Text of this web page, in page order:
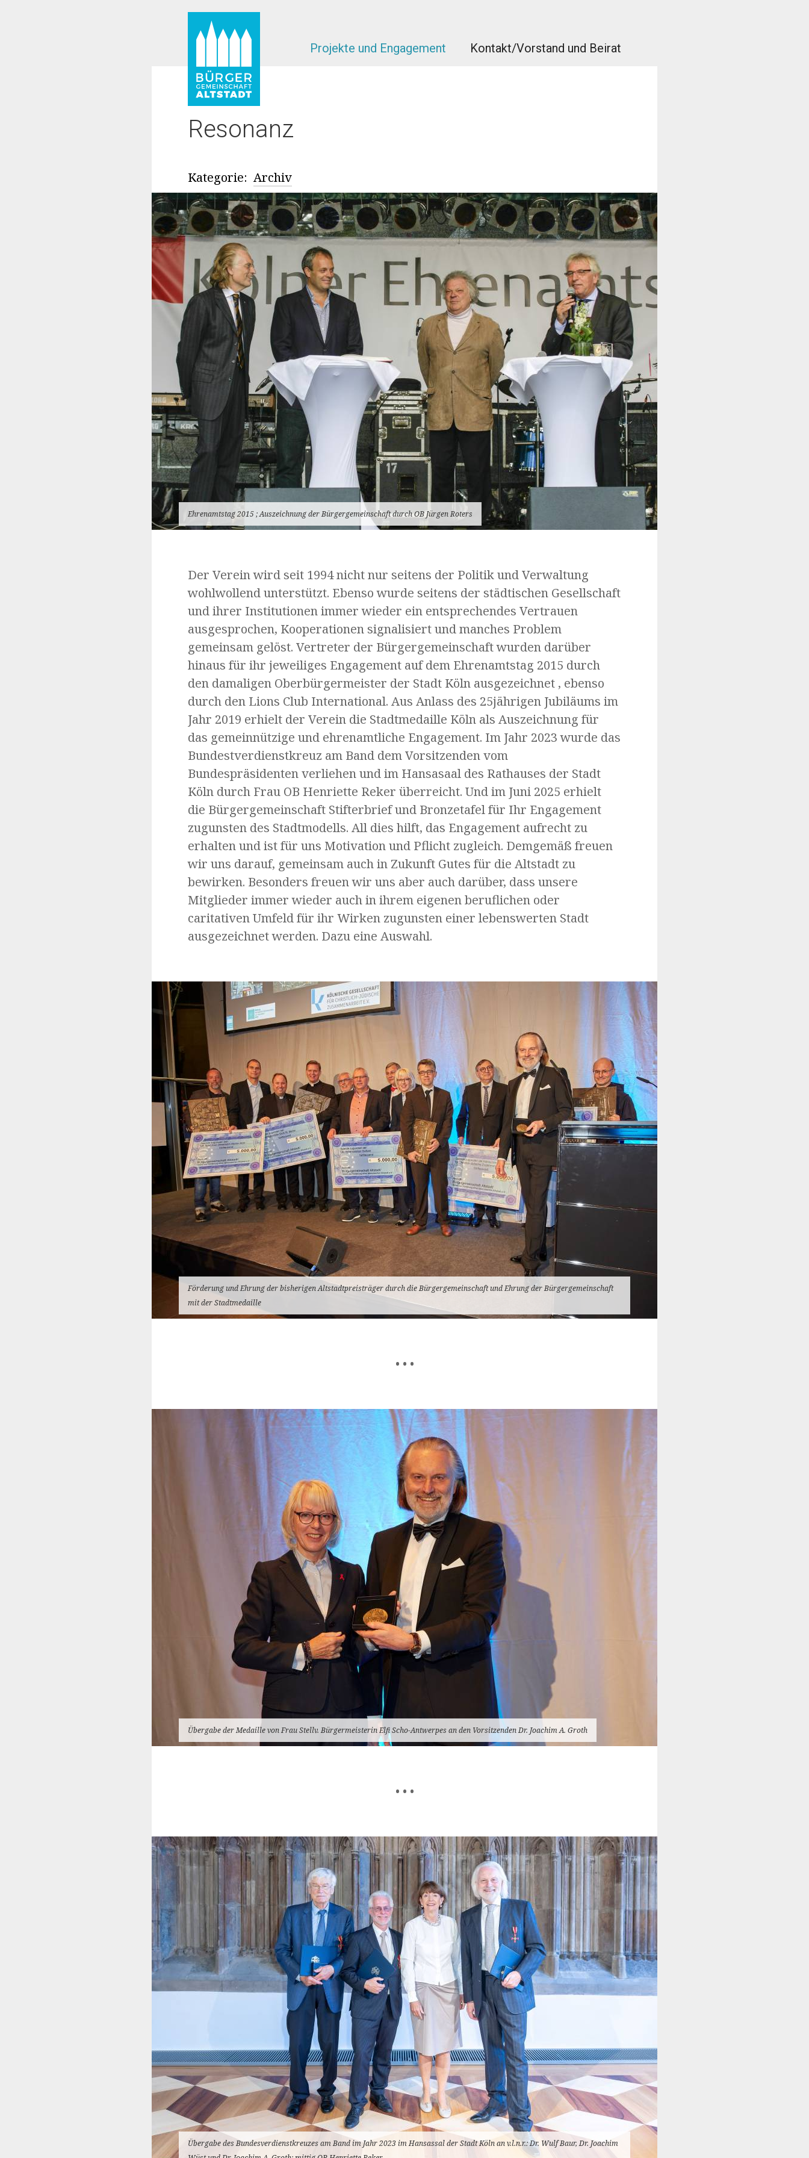
Projekte und Engagement Kontakt/Vorstand und Beirat
Resonanz
Kategorie: Archiv
Ehrenamtstag 2015 ; Auszeichnung der Bürgergemeinschaft durch OB Jürgen Roters
Der Verein wird seit 1994 nicht nur seitens der Politik und Verwaltung
wohlwollend unterstützt. Ebenso wurde seitens der städtischen Gesellschaft
und ihrer Institutionen immer wieder ein entsprechendes Vertrauen
ausgesprochen, Kooperationen signalisiert und manches Problem
gemeinsam gelöst. Vertreter der Bürgergemeinschaft wurden darüber
hinaus für ihr jeweiliges Engagement auf dem Ehrenamtstag 2015 durch
den damaligen Oberbürgermeister der Stadt Köln ausgezeichnet , ebenso
durch den Lions Club International. Aus Anlass des 25jährigen Jubiläums im
Jahr 2019 erhielt der Verein die Stadtmedaille Köln als Auszeichnung für
das gemeinnützige und ehrenamtliche Engagement. Im Jahr 2023 wurde das
Bundestverdienstkreuz am Band dem Vorsitzenden vom
Bundespräsidenten verliehen und im Hansasaal des Rathauses der Stadt
Köln durch Frau OB Henriette Reker überreicht. Und im Juni 2025 erhielt
die Bürgergemeinschaft Stifterbrief und Bronzetafel für Ihr Engagement
zugunsten des Stadtmodells. All dies hilft, das Engagement aufrecht zu
erhalten und ist für uns Motivation und Pflicht zugleich. Demgemäß freuen
wir uns darauf, gemeinsam auch in Zukunft Gutes für die Altstadt zu
bewirken. Besonders freuen wir uns aber auch darüber, dass unsere
Mitglieder immer wieder auch in ihrem eigenen beruflichen oder
caritativen Umfeld für ihr Wirken zugunsten einer lebenswerten Stadt
ausgezeichnet werden. Dazu eine Auswahl.
Förderung und Ehrung der bisherigen Altstadtpreisträger durch die Bürgergemeinschaft und Ehrung der Bürgergemeinschaft
mit der Stadtmedaille
• • •
Übergabe der Medaille von Frau Stellv. Bürgermeisterin Elfi Scho-Antwerpes an den Vorsitzenden Dr. Joachim A. Groth
• • •
Übergabe des Bundesverdienstkreuzes am Band im Jahr 2023 im Hansassal der Stadt Köln an v.l.n.r.: Dr. Wulf Baur, Dr. Joachim